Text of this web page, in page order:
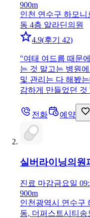
900m
인천 연수구 하모니
동 4층 알라딘의원
4.9(후기 42)
"여태 여드름 때문
는 것 말고는 병원
및 관리는 다 해봤
감하게 만들었던 것
전화 예약
실버라이닝의원
진료 마감금요일
900m
인천광역시 연수구
동, 더퍼스트시티송